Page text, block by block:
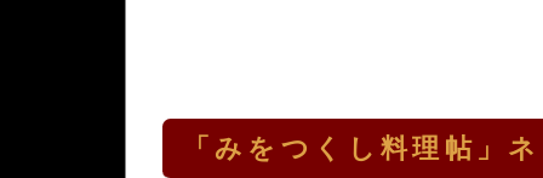
「みをつくし料理帖」